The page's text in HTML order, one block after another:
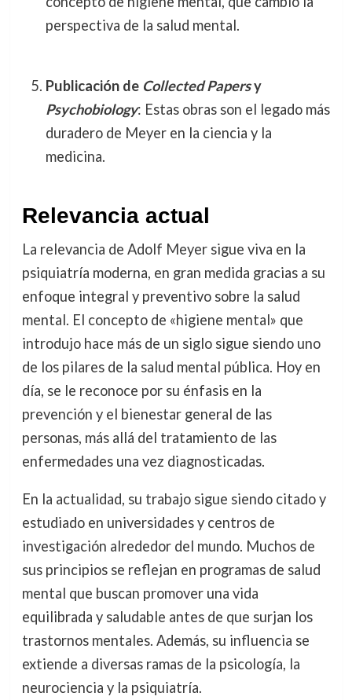
perspectiva de la salud mental.
Publicación de Collected Papersy
Psychobiology: Estas obras son el legado más
duradero de Meyer en la ciencia y la
medicina.
Relevancia actual
La relevancia de Adolf Meyer sigue viva en la
psiquiatría moderna, en gran medida gracias a su
enfoque integral y preventivo sobre la salud
mental. El concepto de «higiene mental» que
introdujo hace más de un siglo sigue siendo uno
de los pilares de la salud mental pública. Hoy en
día, se le reconoce por su énfasis en la
prevención y el bienestar general de las
personas, más allá del tratamiento de las
enfermedades una vez diagnosticadas.
En la actualidad, su trabajo sigue siendo citado y
estudiado en universidades y centros de
investigación alrededor del mundo. Muchos de
sus principios se reflejan en programas de salud
mental que buscan promover una vida
equilibrada y saludable antes de que surjan los
trastornos mentales. Además, su influencia se
extiende a diversas ramas de la psicología, la
neurociencia y la psiquiatría.